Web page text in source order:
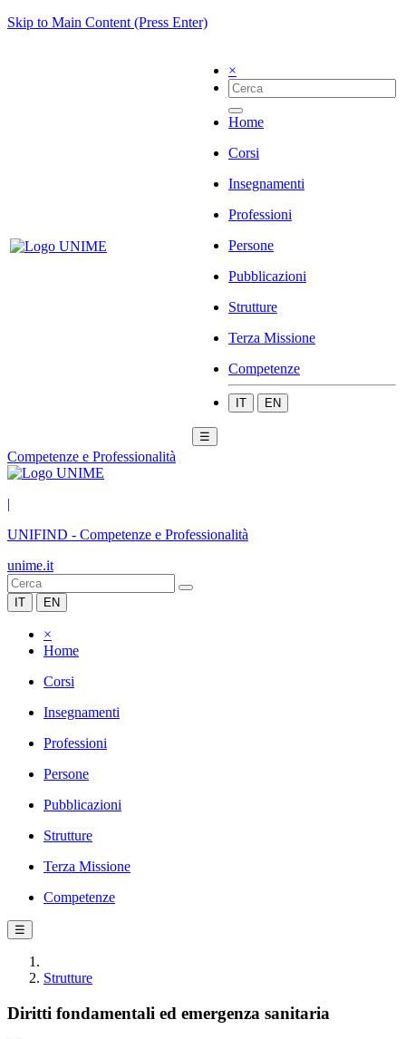
Skip to Main Content (Press Enter)
×
Home
Corsi
Insegnamenti
Professioni
Persone
Pubblicazioni
Strutture
Terza Missione
Competenze
IT EN
☰
Competenze e Professionalità
|
UNIFIND - Competenze e Professionalità
unime.it
IT EN
×
Home
Corsi
Insegnamenti
Professioni
Persone
Pubblicazioni
Strutture
Terza Missione
Competenze
☰
Strutture
Diritti fondamentali ed emergenza sanitaria